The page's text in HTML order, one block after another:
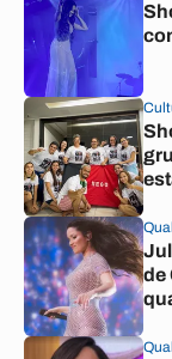
de